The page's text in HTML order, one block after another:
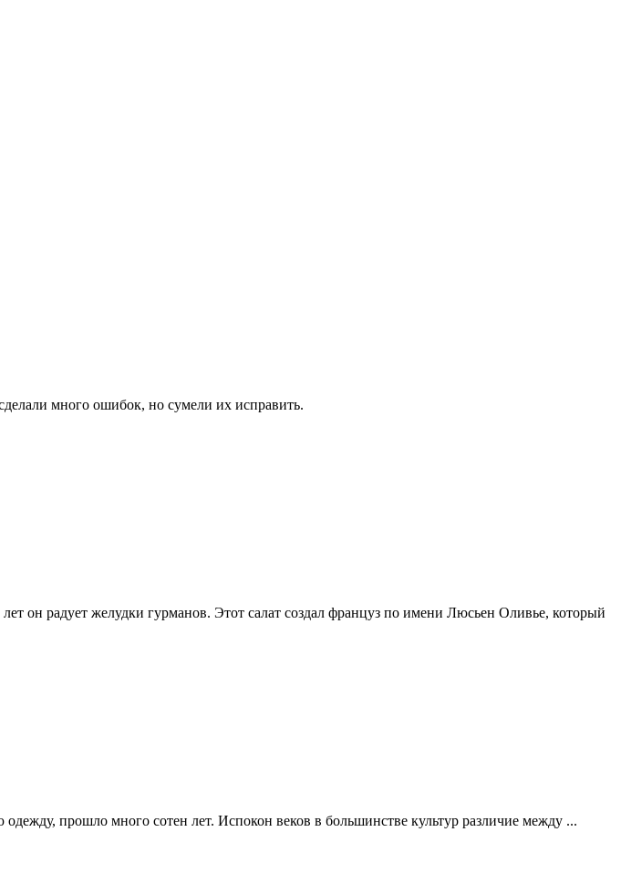
много ошибок, но сумели их исправить.
он радует желудки гурманов. Этот салат создал француз по имени Люсьен Оливье, который
прошло много сотен лет. Испокон веков в большинстве культур различие между ...